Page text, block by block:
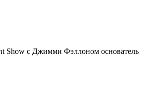
Show с Джимми Фэллоном основатель